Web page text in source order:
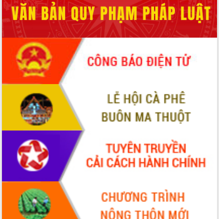
Tập huấn ứng dụng trí tuệ nhân tạo (AI)
trong thương mại điện tử năm 2026
Đoàn đại biểu Quốc hội tỉnh Đắk Lắk
trao đổi thông tin trước Kỳ họp thứ
nhất, Quốc hội khóa XVI
Quyết liệt cải cách hành chính, khơi
thông nguồn lực phát triển
Nâng cao hiệu lực, hiệu quả HĐND
tỉnh thông qua hiện đại hóa hành chính
Xã Ea Phê gắn cải cách hành chính với
chuyển đổi số
Phó Chủ tịch Thường trực UBND tỉnh
Hồ Thị Nguyên Thảo làm việc tại Trung
tâm Phục vụ hành chính công xã Ea
Phê
Xây dựng nền hành chính số đồng
hành cùng nông dân dân, doanh nghiệp
Giai đoạn 2026-2030, Đắk Lắk phấn
đấu có 77% xã đạt chuẩn nông thôn
mới